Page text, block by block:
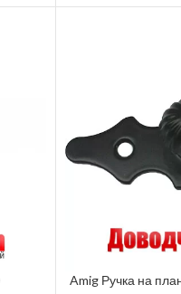
Amig Ручка на